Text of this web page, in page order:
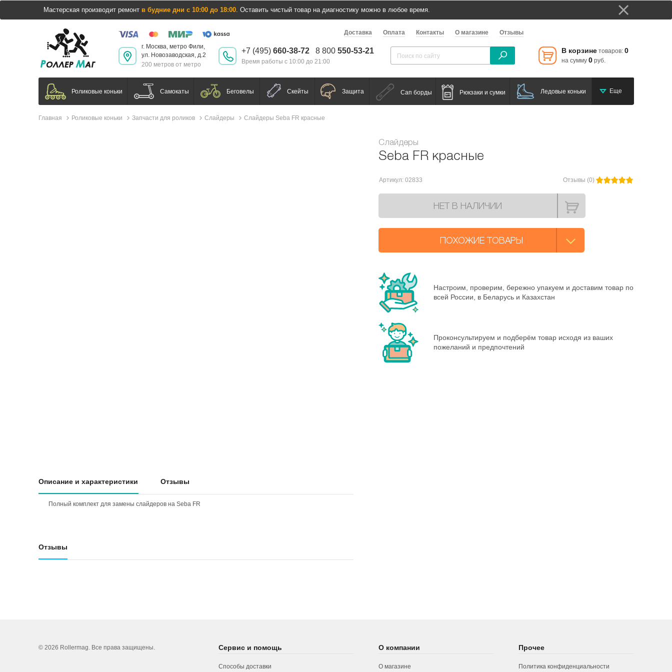
Мастерская производит ремонт в будние дни с 10:00 до 18:00. Оставить чистый товар на диагностику можно в любое время.
Доставка Оплата Контакты О магазине Отзывы
В корзине товаров: 0
на сумму 0 руб.
г. Москва, метро Фили,
ул. Новозаводская, д.2
200 метров от метро
+7 (495) 660-38-72 8 800 550-53-21
Время работы с 10:00 до 21:00
Роликовые коньки Самокаты Беговелы Скейты Защита Сап борды Рюкзаки и сумки Ледовые коньки Еще
Главная Роликовые коньки Запчасти для роликов Слайдеры Слайдеры Seba FR красные
Описание и характеристики Отзывы
Полный комплект для замены слайдеров на Seba FR
Отзывы
Слайдеры
Seba FR красные
Артикул: 02833 Отзывы (0)
НЕТ В НАЛИЧИИ
ПОХОЖИЕ ТОВАРЫ
Настроим, проверим, бережно упакуем и доставим товар по
всей России, в Беларусь и Казахстан
Проконсультируем и подберём товар исходя из ваших
пожеланий и предпочтений
© 2026 Rollermag. Все права защищены. Сервис и помощь
Способы доставки
О компании
О магазине
Прочее
Политика конфиденциальности